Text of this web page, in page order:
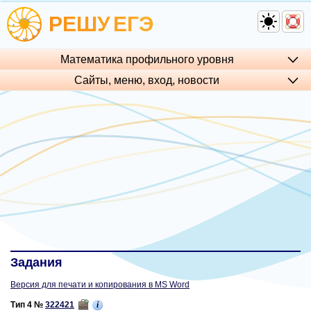
РЕШУЕГЭ
Математика профильного уровня
Сайты, меню, вход, но­во­сти
Задания
Версия для печати и копирования в MS Word
Тип 4 № 322421 i